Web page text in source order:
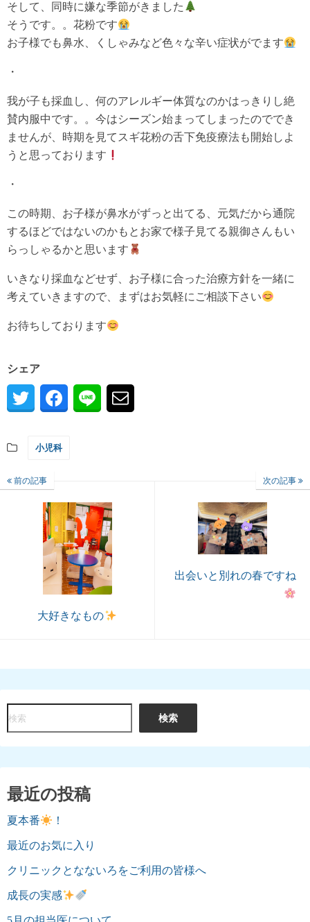
そして、同時に嫌な季節がきました
そうです。。花粉です
お子様でも鼻水、くしゃみなど色々な辛い症状がでます
・
我が子も採血し、何のアレルギー体質なのかはっきりし絶
賛内服中です。。今はシーズン始まってしまったのででき
ませんが、時期を見てスギ花粉の舌下免疫療法も開始しよ
うと思っております
・
この時期、お子様が鼻水がずっと出てる、元気だから通院
するほどではないのかもとお家で様子見てる親御さんもい
らっしゃるかと思います
いきなり採血などせず、お子様に合った治療方針を一緒に
考えていきますので、まずはお気軽にご相談下さい
お待ちしております
シェア
小児科
前の記事
大好きなもの
次の記事
出会いと別れの春ですね
検
索
検索
最近の投稿
夏本番 ！
最近のお気に入り
クリニックとなないろをご利用の皆様へ
成長の実感